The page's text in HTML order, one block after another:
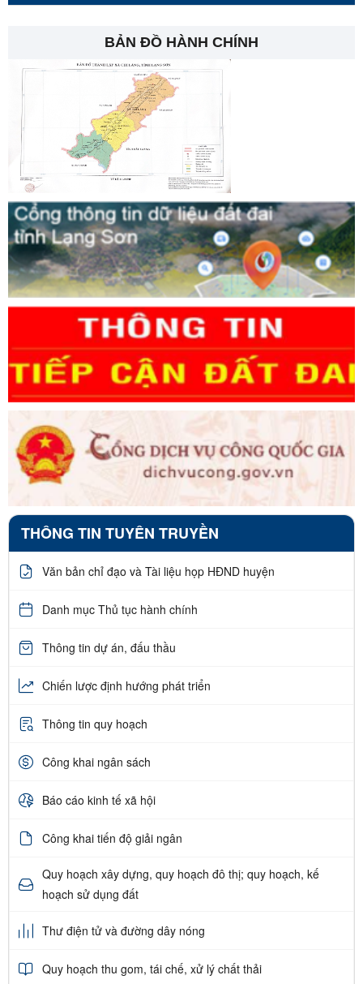
BẢN ĐỒ HÀNH CHÍNH
THÔNG TIN TUYÊN TRUYỀN
Văn bản chỉ đạo và Tài liệu họp HĐND huyện
Danh mục Thủ tục hành chính
Thông tin dự án, đấu thầu
Chiến lược định hướng phát triển
Thông tin quy hoạch
Công khai ngân sách
Báo cáo kinh tế xã hội
Công khai tiến độ giải ngân
Quy hoạch xây dựng, quy hoạch đô thị; quy hoạch, kế
hoạch sử dụng đất
Thư điện tử và đường dây nóng
Quy hoạch thu gom, tái chế, xử lý chất thải